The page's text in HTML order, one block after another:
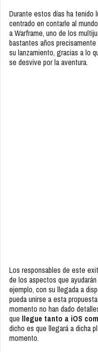
Durante estos días ha tenido
centrado en contarle al
a Warframe, uno de los
bastantes años
su lanzamiento, gracias a lo
se desvive por la aventura.
Los responsables de este
de los aspectos que
ejemplo, con su llegada a
pueda unirse a esta
momento no han dado
que llegue tanto a iOS
dicho es que llegará a dicha
momento.